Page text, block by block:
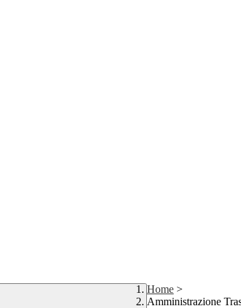
Home >
Amministrazione